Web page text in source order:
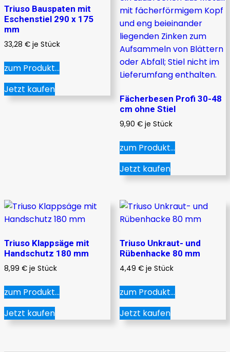
der
Produktseite
werden
Triuso Bauspaten mit
Eschenstiel 290 x 175
mm
33,28 € je Stück
zum Produkt...
Jetzt kaufen
Fächerbesen Profi 30-48
cm ohne Stiel
9,90 € je Stück
zum Produkt...
Jetzt kaufen
Triuso Klappsäge mit
Handschutz 180 mm
8,99 € je Stück
zum Produkt...
Jetzt kaufen
Triuso Unkraut- und
Rübenhacke 80 mm
4,49 € je Stück
zum Produkt...
Jetzt kaufen